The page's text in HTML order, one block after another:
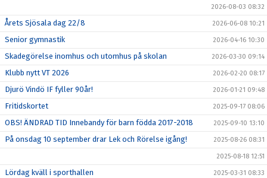
RC BILAR
2026-08-03 08:32
Årets Sjösala dag 22/8 2026-06-08 10:21
Senior gymnastik 2026-04-16 10:30
Skadegörelse inomhus och utomhus på skolan 2026-03-30 09:14
Klubb nytt VT 2026 2026-02-20 08:17
Djurö Vindö IF fyller 90år! 2026-01-21 09:48
Fritidskortet 2025-09-17 08:06
OBS! ÄNDRAD TID Innebandy för barn födda 2017-2018 2025-09-10 13:10
På onsdag 10 september drar Lek och Rörelse igång! 2025-08-26 08:31
2025-08-18 12:51
Lördag kväll i sporthallen 2025-03-31 08:33